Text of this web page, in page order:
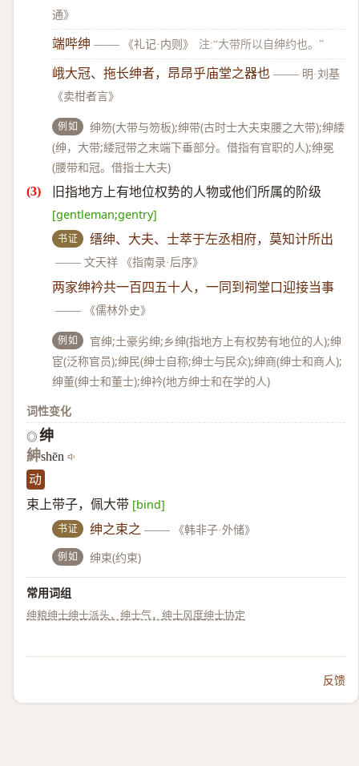
通》
端哔绅 —— 《礼记·内则》 注:“大带所以自绅约也。”
峨大冠、拖长绅者，昂昂乎庙堂之器也 —— 明·刘基
《卖柑者言》
例如
绅笏(大带与笏板);绅带(古时士大夫束腰之大带);绅緌
(绅，大带;緌冠带之末端下垂部分。借指有官职的人);绅冕
(腰带和冠。借指士大夫)
旧指地方上有地位权势的人物或他们所属的阶级
[gentleman;gentry]
书证
缙绅、大夫、士萃于左丞相府，莫知计所出
—— 文天祥 《指南录·后序》
两家绅衿共一百四五十人，一同到祠堂口迎接当事
——
《儒林外史》
例如
官绅;土豪劣绅;乡绅(指地方上有权势有地位的人);绅
宦(泛称官员);绅民(绅士自称;绅士与民众);绅商(绅士和商人);
绅董(绅士和董士);绅衿(地方绅士和在学的人)
词性变化
◎ 绅
紳shēn
动
束上带子，佩大带 [bind]
书证 绅之束之 —— 《韩非子·外储》
例如 绅束(约束)
常用词组
绅粮绅士绅士派头，绅士气，绅士风度绅士协定
反馈